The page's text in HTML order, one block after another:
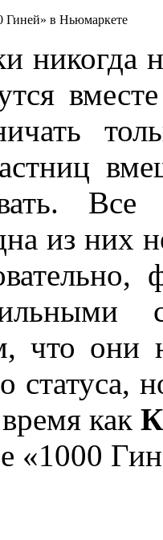
Гиней» в Ньюмаркете
никогда
из них
что они
статуса,
как
«1000